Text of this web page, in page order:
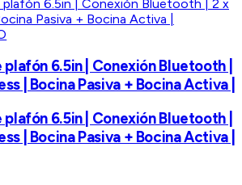
6.5in | Conexión Bluetooth |
| Bocina Pasiva + Bocina Activa |
6.5in | Conexión Bluetooth |
| Bocina Pasiva + Bocina Activa |